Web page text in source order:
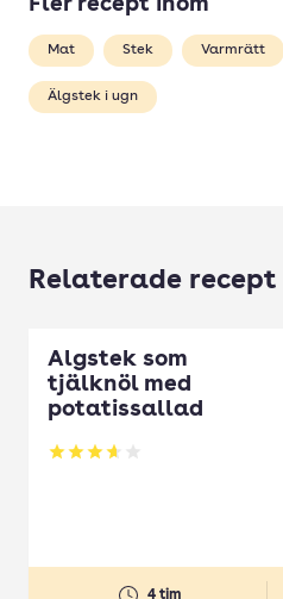
Fler recept inom
Mat Stek Varmrätt
Älgstek i ugn
Relaterade recept
Älgstek som
tjälknöl med
potatissallad
Betyg: 3.63 av 5
4 tim